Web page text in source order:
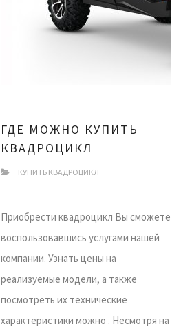
ГДЕ МОЖНО КУПИТЬ
КВАДРОЦИКЛ
КУПИТЬ КВАДРОЦИКЛ
Приобрести квадроцикл Вы сможете
воспользовавшись услугами нашей
компании. Узнать цены на
реализуемые модели, а также
посмотреть их технические
характеристики можно . Несмотря на